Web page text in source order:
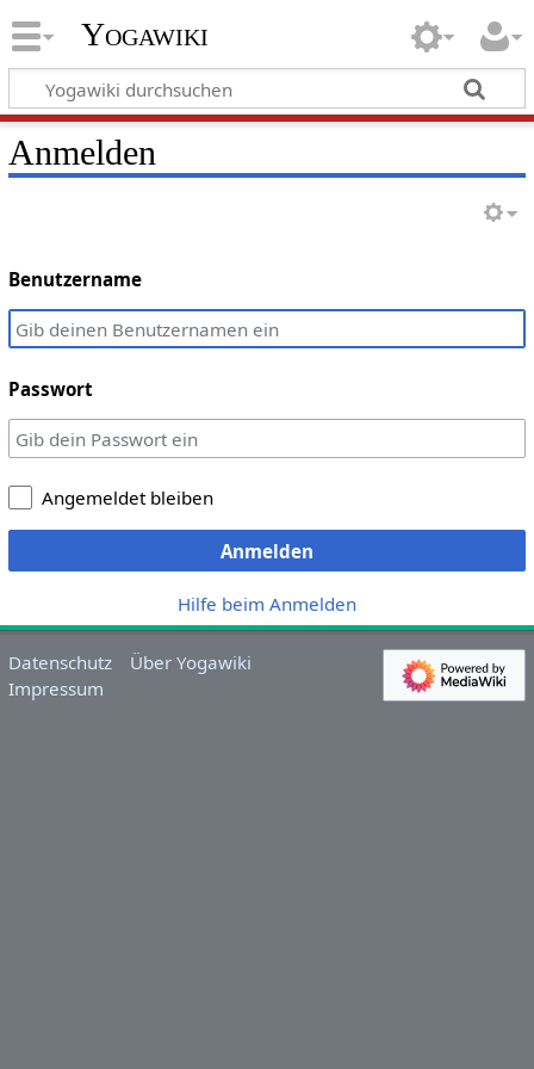
Yogawiki
Anmelden
Benutzername
Passwort
Angemeldet bleiben
Anmelden
Hilfe beim Anmelden
Datenschutz
Über Yogawiki
Impressum